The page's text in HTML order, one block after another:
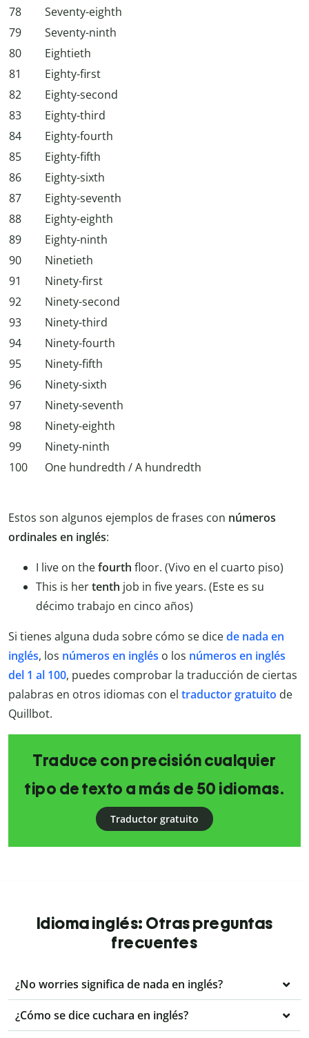
78
Seventy-eighth
79
Seventy-ninth
80
Eightieth
81
Eighty-first
82
Eighty-second
83
Eighty-third
84
Eighty-fourth
85
Eighty-fifth
86
Eighty-sixth
87
Eighty-seventh
88
Eighty-eighth
89
Eighty-ninth
90
Ninetieth
91
Ninety-first
92
Ninety-second
93
Ninety-third
94
Ninety-fourth
95
Ninety-fifth
96
Ninety-sixth
97
Ninety-seventh
98
Ninety-eighth
99
Ninety-ninth
100
One hundredth / A hundredth
Estos son algunos ejemplos de frases con números
ordinales en inglés:
I live on thefourth floor. (Vivo en el cuarto piso)
This is hertenth job in five years. (Este es su
décimo trabajo en cinco años)
Si tienes alguna duda sobre cómo se dicede nada en
inglés, los números en inglés o los números en inglés
del 1 al 100, puedes comprobar la traducción de ciertas
palabras en otros idiomas con el traductor gratuito de
Quillbot.
Traduce con precisión cualquier
tipo de texto a más de 50 idiomas.
Traductor gratuito
Idioma inglés: Otras preguntas
frecuentes
¿No worries significa de nada en inglés?
¿Cómo se dice cuchara en inglés?